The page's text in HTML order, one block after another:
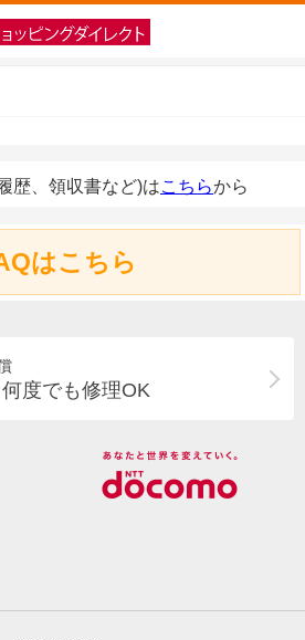
歴、領収書など)はこちらから
はこちら
何度でも修理OK